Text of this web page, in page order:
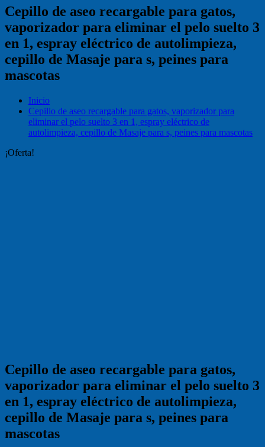
Cepillo de aseo recargable para gatos,
vaporizador para eliminar el pelo suelto 3
en 1, espray eléctrico de autolimpieza,
cepillo de Masaje para s, peines para
mascotas
Inicio
Cepillo de aseo recargable para gatos, vaporizador para
eliminar el pelo suelto 3 en 1, espray eléctrico de
autolimpieza, cepillo de Masaje para s, peines para mascotas
¡Oferta!
Cepillo de aseo recargable para gatos,
vaporizador para eliminar el pelo suelto 3
en 1, espray eléctrico de autolimpieza,
cepillo de Masaje para s, peines para
mascotas